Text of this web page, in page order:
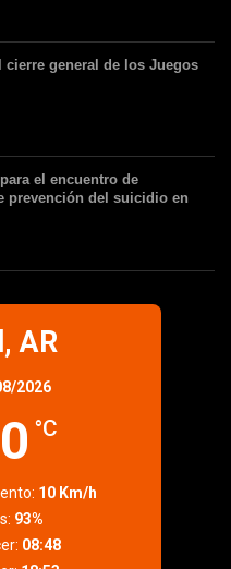
cierre general de los Juegos
el encuentro de
prevención del suicidio en
AR
2026
°C
10 Km/h
93%
08:48